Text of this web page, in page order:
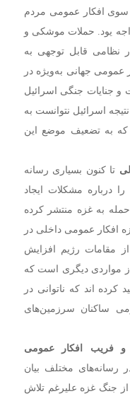
سوی افکار عمومی مردم
یود. حملات موشکی و
نظامی قابل توجهی به
عمومی جهانی به‌ویژه در
و جنایات جنگی اسرائیل
اسرائیل نتوانست به
که به تضعیف موضع این
تا کنون بسیاری رسانه
درباره مشکلات ایجاد
به غزه منتشر کرده
افکار عمومی داخلی در
مقامات رژیم افزایش
از مواردی دیگری است که
کرده اند که ناتوانی در
ساکنان سرزمین‌های
و فریب افکار عمومی
رسانه‌های مختلف بیان
جنگ غزه علیرغم تلاش